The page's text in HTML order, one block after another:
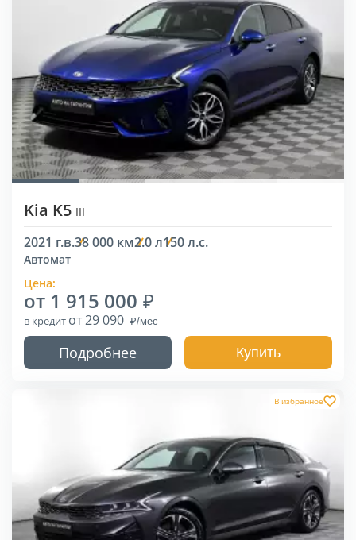
Kia K5 III
2021 г.в.38 000 км2.0 л150 л.с.
Автомат
Цена:
от 1 915 000
в кредит от 29 090
Подробнее Купить
В избранное